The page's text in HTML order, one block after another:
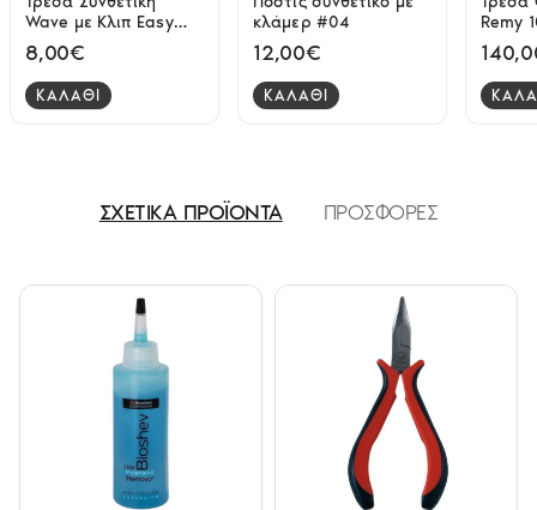
Wave με Κλιπ Easy
Clip Extension 1B+90C
- 60 cm
8,00€
ΚΑΛΑΘΙ
κλάμερ #04
12,00€
ΚΑΛΑΘΙ
Remy
ΣΧΕΤΙΚΑ ΠΡΟΪΟΝΤΑ ΠΡΟΣΦΟΡΕΣ